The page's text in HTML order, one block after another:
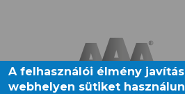
A felhasználói élmény
webhelyen sütiket